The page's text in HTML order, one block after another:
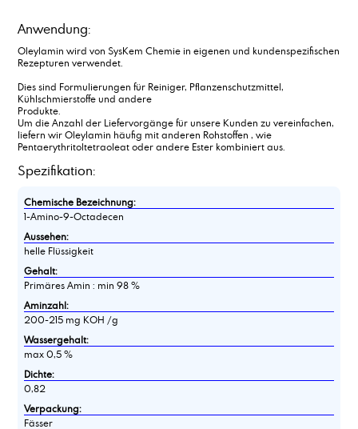
Anwendung:
Oleylamin wird von SysKem Chemie in eigenen und kundenspezifischen
Rezepturen verwendet.
Dies sind Formulierungen für Reiniger, Pflanzenschutzmittel,
Kühlschmierstoffe und andere
Produkte.
Um die Anzahl der Liefervorgänge für unsere Kunden zu vereinfachen,
liefern wir Oleylamin häufig mit anderen Rohstoffen , wie
Pentaerythritoltetraoleat oder andere Ester kombiniert aus.
Spezifikation:
Chemische Bezeichnung:
1-Amino-9-Octadecen
Aussehen:
helle Flüssigkeit
Gehalt:
Primäres Amin : min 98 %
Aminzahl:
200-215 mg KOH /g
Wassergehalt:
max 0,5 %
Dichte:
0,82
Verpackung:
Fässer